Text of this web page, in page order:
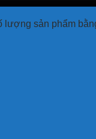
lượng sản phẩm